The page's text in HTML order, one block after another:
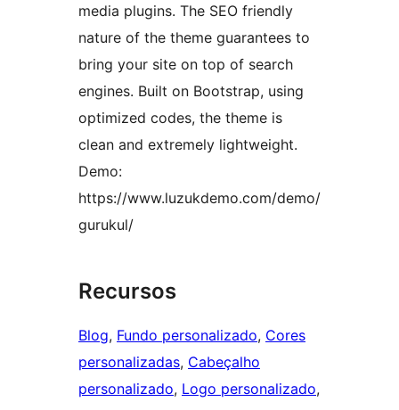
media plugins. The SEO friendly
nature of the theme guarantees to
bring your site on top of search
engines. Built on Bootstrap, using
optimized codes, the theme is
clean and extremely lightweight.
Demo:
https://www.luzukdemo.com/demo/
gurukul/
Recursos
Blog, Fundo personalizado, Cores
personalizadas, Cabeçalho
personalizado, Logo personalizado